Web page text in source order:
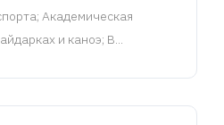
; Академическая
и каноэ; В...